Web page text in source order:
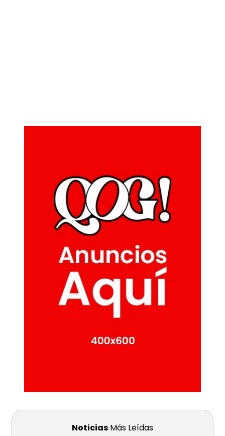
Noticias Más Leídas